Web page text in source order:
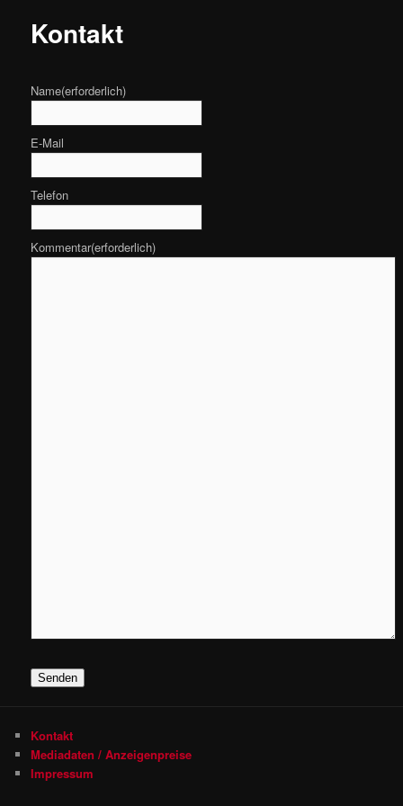
Kontakt
Name(erforderlich)
E-Mail
Telefon
Kommentar(erforderlich)
Senden
Kontakt
Mediadaten / Anzeigenpreise
Impressum